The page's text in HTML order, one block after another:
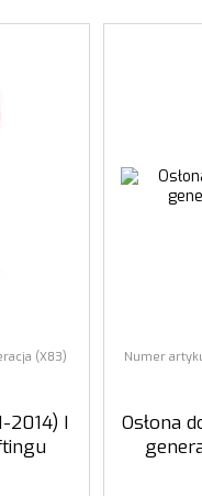
(X83)
2014) I
Numer
Osłona